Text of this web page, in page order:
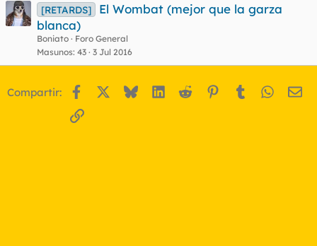
[RETARDS]
El Wombat (mejor que la garza
blanca)
Boniato
Foro General
Masunos 43 3 Jul 2016
Compartir: Facebook BlueskyLinkedIn
Reddit Pinterest
Tumblr
Enlace